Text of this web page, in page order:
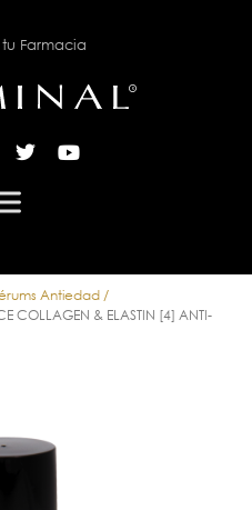
Farmacia
Antiedad /
COLLAGEN & ELASTIN [4] ANTI-